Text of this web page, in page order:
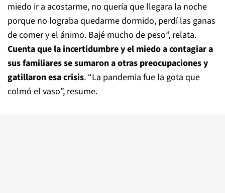
miedo ir a acostarme, no quería que llegara la noche
porque no lograba quedarme dormido, perdí las ganas
de comer y el ánimo. Bajé mucho de peso”, relata.
Cuenta que la incertidumbre y el miedo a contagiar a
sus familiares se sumaron a otras preocupaciones y
gatillaron esa crisis. “La pandemia fue la gota que
colmó el vaso”, resume.